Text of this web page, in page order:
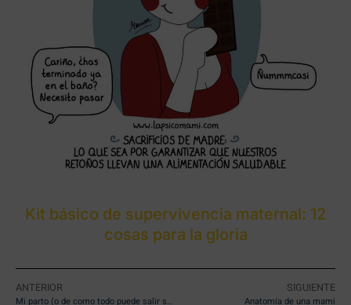
Kit básico de supervivencia maternal: 12
cosas para la gloria
ANTERIOR
Mi parto (o de como todo puede salir según NO lo planeaste)
SIGUIENTE
Anatomía de una mami